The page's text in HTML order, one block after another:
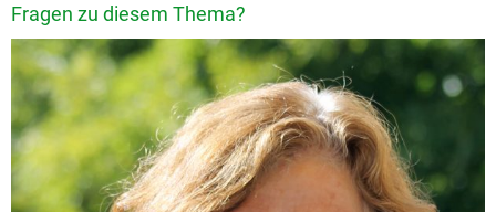
Fragen zu diesem Thema?